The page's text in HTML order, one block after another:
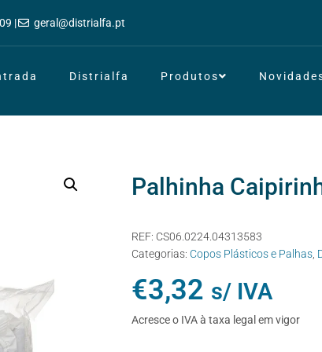
| geral@distrialfa.pt
Distrialfa Produtos
Palhinha
REF: CS06.0224.04313583
Categorias: Copos Plásticos e Palhas
€3,32 s/ IVA
Acresce o IVA à taxa legal em vigor